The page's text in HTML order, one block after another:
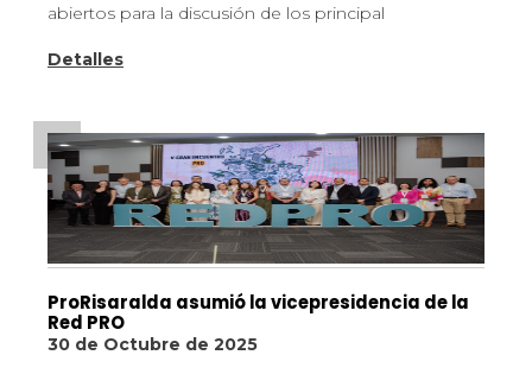
abiertos para la discusión de los principal
Detalles
ProRisaralda asumió la vicepresidencia de la
Red PRO
30 de Octubre de 2025